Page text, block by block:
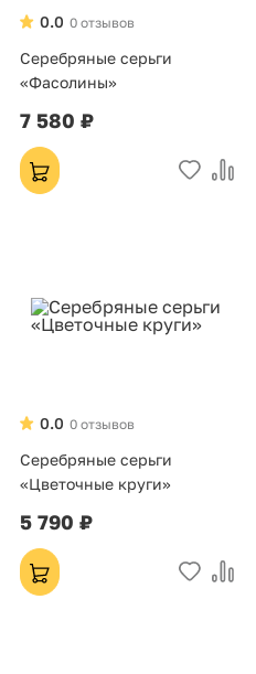
0 отзывов
0.0
Серебряные серьги
«Фасолины»
7 580 ₽
0 отзывов
0.0
Серебряные серьги
«Цветочные круги»
5 790 ₽